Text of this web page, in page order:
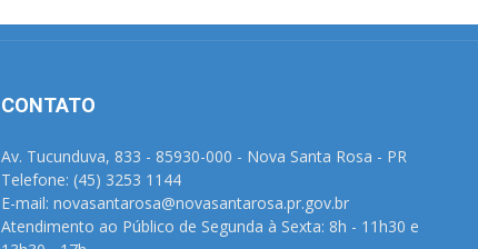
CONTATO
Av. Tucunduva, 833 - 85930-000 - Nova Santa Rosa - PR
Telefone: (45) 3253 1144
E-mail: novasantarosa@novasantarosa.pr.gov.br
Atendimento ao Público de Segunda à Sexta: 8h - 11h30 e